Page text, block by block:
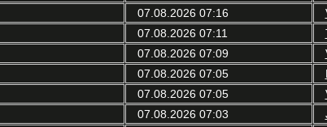
07.08.2026 07:16
07.08.2026 07:11
07.08.2026 07:09
07.08.2026 07:05
07.08.2026 07:05
07.08.2026 07:03